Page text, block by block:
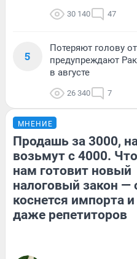
30 140 47
5
Потеряют голову
предупреждают
в августе
26 340 7
МНЕНИЕ
Продашь за 3000,
возьмут с 4000. Что
нам готовит новый
налоговый закон —
коснется импорта и
даже репетиторов